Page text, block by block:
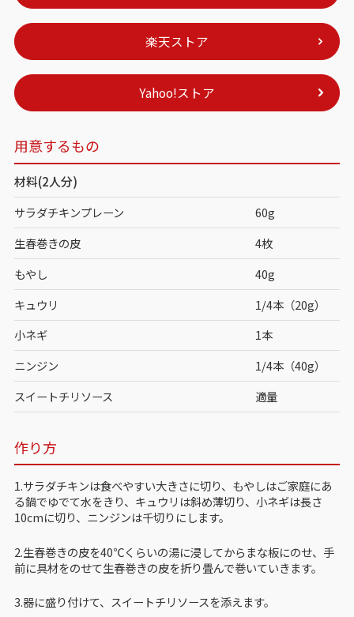
楽天ストア
Yahoo!ストア
用意するもの
材料(2人分)
サラダチキンプレーン
60g
生春巻きの皮
4枚
もやし
40g
キュウリ
1/4本（20g）
小ネギ
1本
ニンジン
1/4本（40g）
スイートチリソース
適量
作り方
1.サラダチキンは食べやすい大きさに切り、もやしはご家庭にあ
る鍋でゆでて水をきり、キュウリは斜め薄切り、小ネギは長さ
10cmに切り、ニンジンは千切りにします。
2.生春巻きの皮を40℃くらいの湯に浸してからまな板にのせ、手
前に具材をのせて生春巻きの皮を折り畳んで巻いていきます。
3.器に盛り付けて、スイートチリソースを添えます。